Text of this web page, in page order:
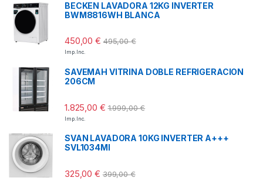
BECKEN LAVADORA 12KG INVERTER
BWM8816WH BLANCA
450,00€ 495,00€
Imp. Inc.
SAVEMAH VITRINA DOBLE REFRIGERACION
206CM
1.825,00 € 1.999,00€
Imp. Inc.
SVAN LAVADORA 10KG INVERTER A+++
SVL1034MI
325,00€ 399,00€